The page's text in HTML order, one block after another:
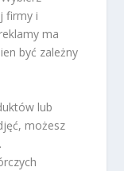
firmy i
ma
być zależny
lub
możesz